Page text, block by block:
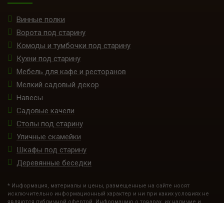
Винные полки
Ворота под старину
Комоды и тумбочки под старину
Кухни под старину
Мебель для кафе и ресторанов
Мелкий садовый декор
Навесы
Садовые качели
Столы под старину
Уличные скамейки
Шкафы под старину
Деревянные беседки
* Информация, материалы и цены, размещенные на сайте носят
исключительно информационный характер и ни при каких условиях не